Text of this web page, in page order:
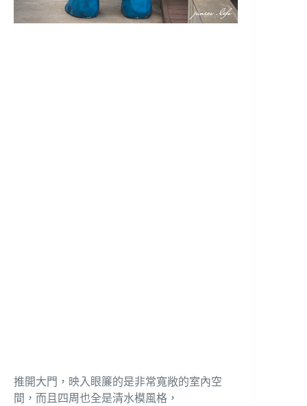
推開大門，映入眼簾的是非常寬敞的室內空
間，而且四周也全是清水模風格，